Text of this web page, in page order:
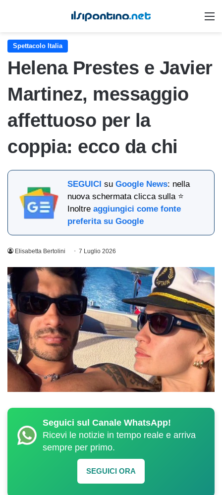
Spettacolo Italia
Helena Prestes e Javier
Martinez, messaggio
affettuoso per la
coppia: ecco da chi
SEGUICI suGoogle News: nella
nuova schermata clicca sulla ⭐
Inoltreaggiungici come fonte
preferita su Google
Elisabetta Bertolini 7 Luglio 2026
Seguici sul Canale WhatsApp!
Ricevi le notizie in tempo reale e arriva
sempre per primo.
SEGUICI ORA